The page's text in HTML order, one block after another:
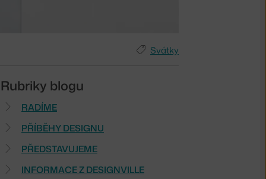
Svátky
Rubriky blogu
RADÍME
PŘÍBĚHY DESIGNU
PŘEDSTAVUJEME
INFORMACE Z DESIGNVILLE